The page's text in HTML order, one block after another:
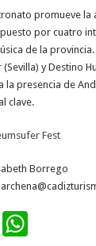
promueve
por cuatro
de la
y Destino
la presencia de
clave.
Fest
Borrego
E